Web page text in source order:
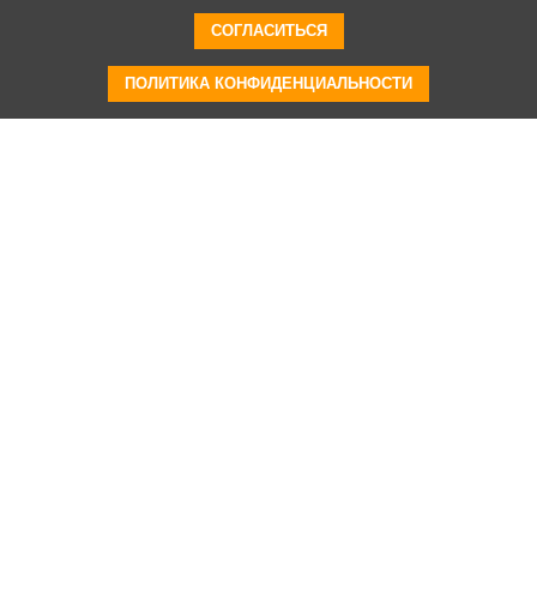
Видео
СОГЛАСИТЬСЯ
ПОЛИТИКА КОНФИДЕНЦИАЛЬНОСТИ